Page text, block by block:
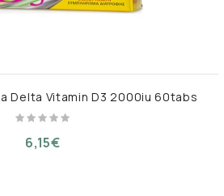
Delta Vitamin D3 2000iu 60tabs
6,15€